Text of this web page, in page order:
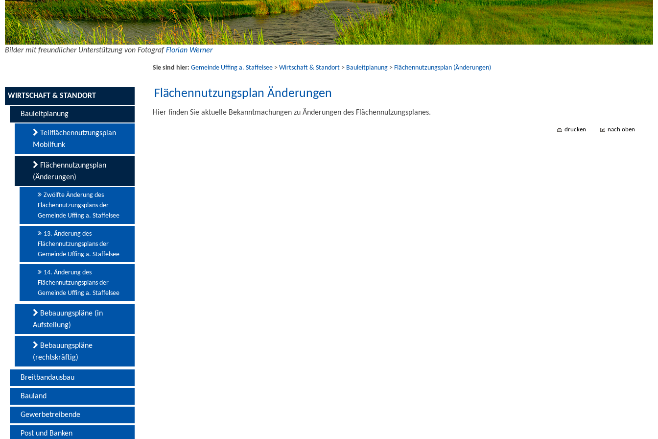
Bilder mit freundlicher Unterstützung von Fotograf Florian Werner
WIRTSCHAFT & STANDORT
Bauleitplanung
Teilflächennutzungsplan
Mobilfunk
Flächennutzungsplan
(Änderungen)
Zwölfte Änderung des
Flächennutzungsplans der
Gemeinde Uffing a. Staffelsee
13. Änderung des
Flächennutzungsplans der
Gemeinde Uffing a. Staffelsee
14. Änderung des
Flächennutzungsplans der
Gemeinde Uffing a. Staffelsee
Bebauungspläne (in
Aufstellung)
Bebauungspläne
(rechtskräftig)
Breitbandausbau
Bauland
Gewerbetreibende
Post und Banken
Sie sind hier: Gemeinde Uffing a. Staffelsee > Wirtschaft & Standort > Bauleitplanung > Flächennutzungsplan (Änderungen)
Flächennutzungsplan Änderungen
Hier finden Sie aktuelle Bekanntmachungen zu Änderungen des Flächennutzungsplanes.
drucken nach oben